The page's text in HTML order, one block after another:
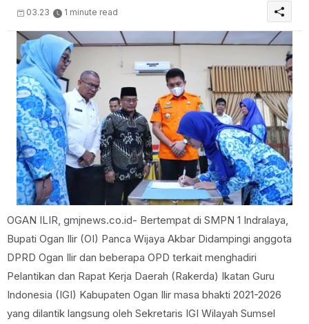
03.23 1 minute read
OGAN ILIR, gmjnews.co.id- Bertempat di SMPN 1 Indralaya,
Bupati Ogan Ilir (OI) Panca Wijaya Akbar Didampingi anggota
DPRD Ogan Ilir dan beberapa OPD terkait menghadiri
Pelantikan dan Rapat Kerja Daerah (Rakerda) Ikatan Guru
Indonesia (IGI) Kabupaten Ogan Ilir masa bhakti 2021-2026
yang dilantik langsung oleh Sekretaris IGI Wilayah Sumsel